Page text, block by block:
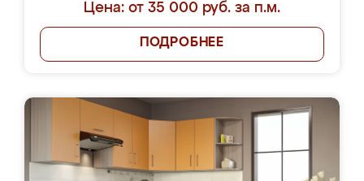
Цена: от 35 000 руб. за п.м.
ПОДРОБНЕЕ